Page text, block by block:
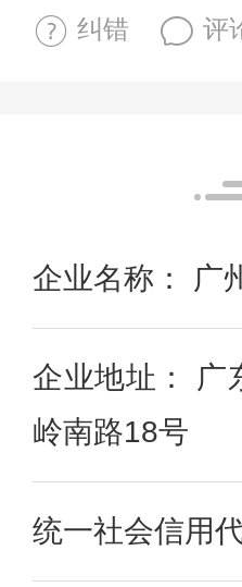
纠错 评
企业名称： 广
企业地址： 广
岭南路18号
统一社会信用